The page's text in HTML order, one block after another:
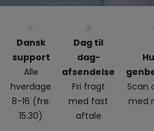
Dansk
support
Alle
hverdage
8-16 (fre.
15.30)
Dag til
dag-
afsendelse
Fri fragt
med fast
aftale
Scan
med